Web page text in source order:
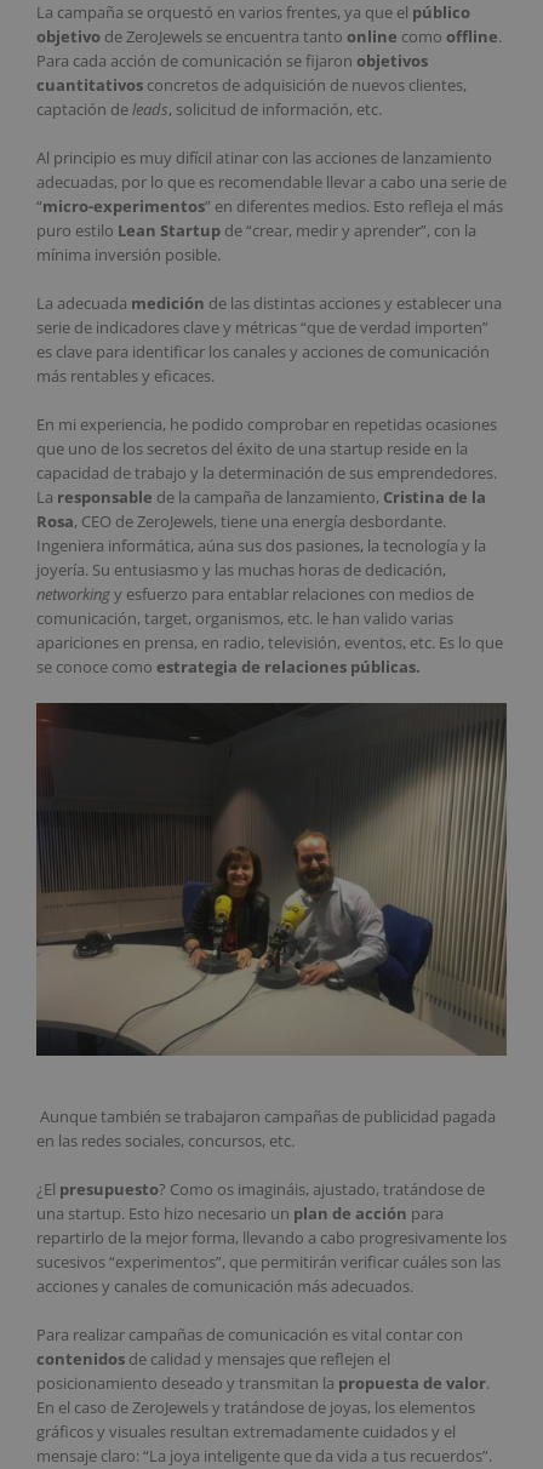
La campaña se orquestó en varios frentes, ya que el público
objetivo de ZeroJewels se encuentra tanto online como offline.
Para cada acción de comunicación se fijaron objetivos
cuantitativos concretos de adquisición de nuevos clientes,
captación deleads, solicitud de información, etc.
Al principio es muy difícil atinar con las acciones de lanzamiento
adecuadas, por lo que es recomendable llevar a cabo una serie de
“micro-experimentos” en diferentes medios. Esto refleja el más
puro estilo Lean Startup de “crear, medir y aprender”, con la
mínima inversión posible.
La adecuada medición de las distintas acciones y establecer una
serie de indicadores clave y métricas “que de verdad importen”
es clave para identificar los canales y acciones de comunicación
más rentables y eficaces.
En mi experiencia, he podido comprobar en repetidas ocasiones
que uno de los secretos del éxito de una startup reside en la
capacidad de trabajo y la determinación de sus emprendedores.
La responsable de la campaña de lanzamiento, Cristina de la
Rosa, CEO de ZeroJewels, tiene una energía desbordante.
Ingeniera informática, aúna sus dos pasiones, la tecnología y la
joyería. Su entusiasmo y las muchas horas de dedicación,
networkingy esfuerzo para entablar relaciones con medios de
comunicación, target, organismos, etc. le han valido varias
apariciones en prensa, en radio, televisión, eventos, etc. Es lo que
se conoce como estrategia de relaciones públicas.
Aunque también se trabajaron campañas de publicidad pagada
en las redes sociales, concursos, etc.
¿El presupuesto? Como os imagináis, ajustado, tratándose de
una startup. Esto hizo necesario un plan de acción para
repartirlo de la mejor forma, llevando a cabo progresivamente los
sucesivos “experimentos”, que permitirán verificar cuáles son las
acciones y canales de comunicación más adecuados.
Para realizar campañas de comunicación es vital contar con
contenidos de calidad y mensajes que reflejen el
posicionamiento deseado y transmitan la propuesta de valor.
En el caso de ZeroJewels y tratándose de joyas, los elementos
gráficos y visuales resultan extremadamente cuidados y el
mensaje claro: “La joya inteligente que da vida a tus recuerdos”.